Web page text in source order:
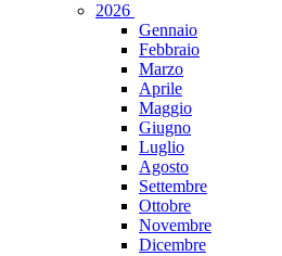
2026
Gennaio
Febbraio
Marzo
Aprile
Maggio
Giugno
Luglio
Agosto
Settembre
Ottobre
Novembre
Dicembre